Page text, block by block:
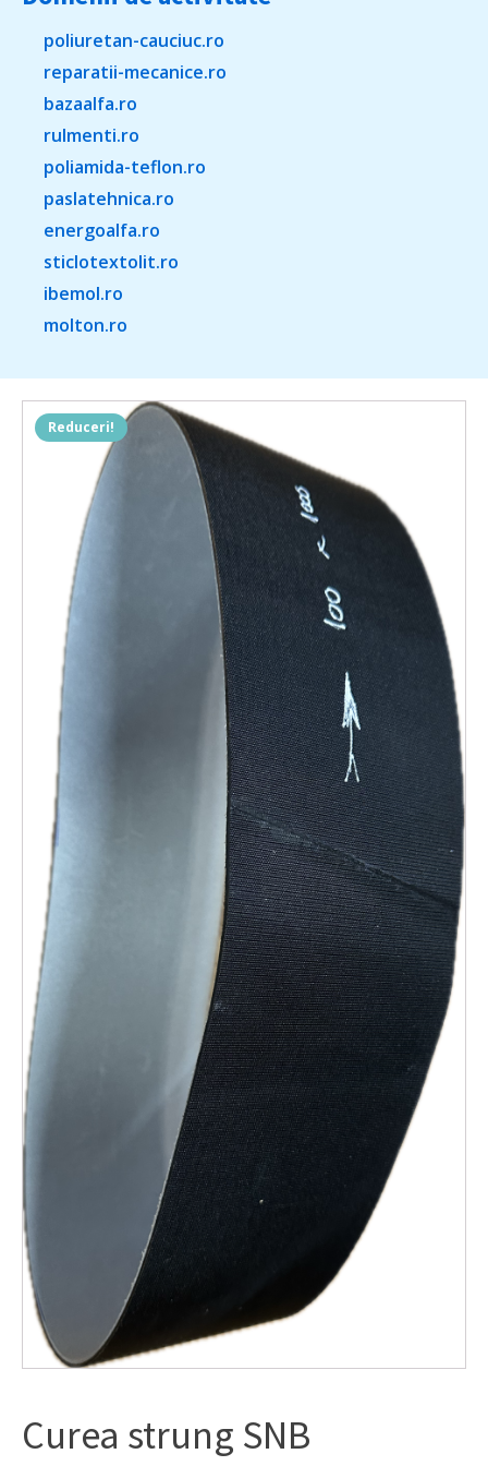
poliuretan-cauciuc.ro
reparatii-mecanice.ro
bazaalfa.ro
rulmenti.ro
poliamida-teflon.ro
paslatehnica.ro
energoalfa.ro
sticlotextolit.ro
ibemol.ro
molton.ro
Reduceri!
Curea strung SNB